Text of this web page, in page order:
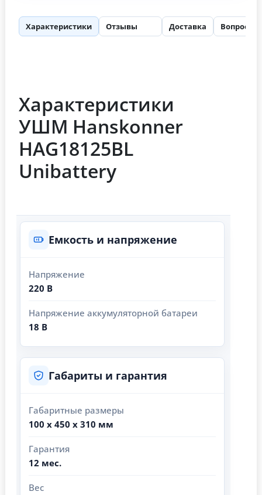
Характеристики Отзывы Доставка Вопросы
Характеристики
УШМ Hanskonner
HAG18125BL
Unibattery
Емкость и напряжение
Напряжение
220 В
Напряжение аккумуляторной батареи
18 В
Габариты и гарантия
Габаритные размеры
100 x 450 x 310 мм
Гарантия
12 мес.
Вес